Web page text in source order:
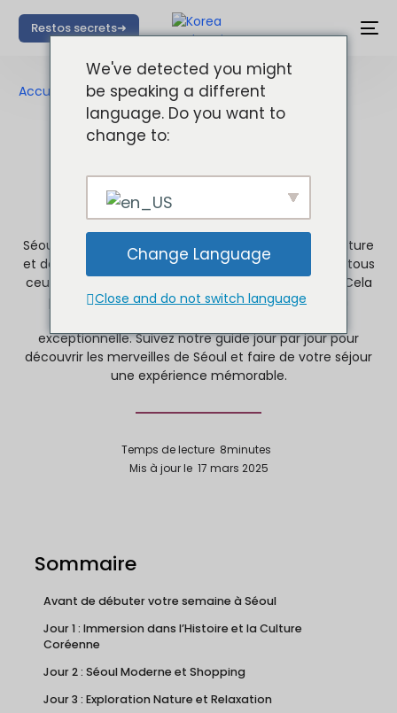
Restos secrets➜
Accueil Que faire à séoul en 1 semaine
Découvrir Séoul en
une semaine !
(c'est possible)
Séoul, une métropole bouillonnante d’histoire, de culture
et de modernité, offre une expérience inoubliable à tous
ceux qui fouleront ses rues. Une semaine à Séoul ? Cela
peut sembler court, mais avec une planification
exceptionnelle. Suivez notre guide jour par jour pour
découvrir les merveilles de Séoul et faire de votre séjour
une expérience mémorable.
Temps de lecture 8minutes
Mis à jour le 17 mars 2025
Sommaire
Avant de débuter votre semaine à Séoul
Jour 1 : Immersion dans l’Histoire et la Culture
Coréenne
Jour 2 : Séoul Moderne et Shopping
Jour 3 : Exploration Nature et Relaxation
We've detected you might
be speaking a different
language. Do you want to
change to:
Change Language
Close and do not switch language